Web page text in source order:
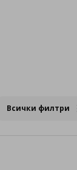
Всички филтри